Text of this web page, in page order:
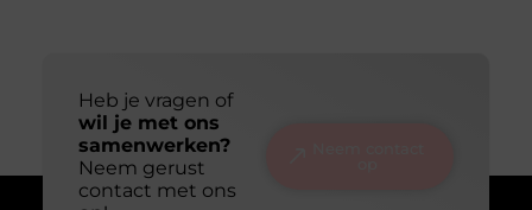
Heb je vragen of
wil je met ons
samenwerken?
Neem gerust
contact met ons